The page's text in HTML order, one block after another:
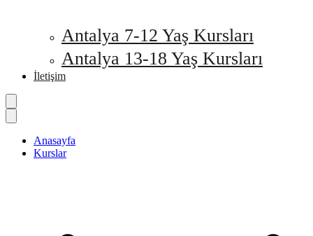
Antalya 7-12 Yaş Kursları
Antalya 13-18 Yaş Kursları
İletişim
Anasayfa
Kurslar